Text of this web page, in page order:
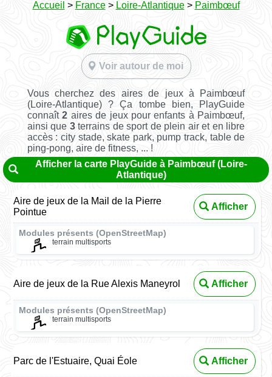
Accueil > France> Loire-Atlantique> Paimbœuf
Voir autour de moi
Vous cherchez des aires de jeux à Paimbœuf
(Loire-Atlantique) ? Ça tombe bien, PlayGuide
connaît2 aires de jeux pour enfants à Paimbœuf,
ainsi que 3terrains de sport de plein air et en libre
accès : city stade, skate park, pump track, table de
ping-pong, aire de fitness, ... !
Afficher la carte PlayGuide à Paimbœuf (Loire-
Atlantique)
Aire de jeux de la Mail de la Pierre
Pointue
Afficher
Modules présents (OpenStreetMap)
terrain multisports
Aire de jeux de la Rue Alexis Maneyrol Afficher
Modules présents (OpenStreetMap)
terrain multisports
Parc de l'Estuaire, Quai Éole Afficher